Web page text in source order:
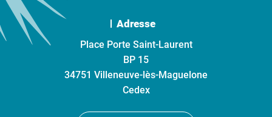
Adresse
Place Porte Saint-Laurent
BP 15
34751 Villeneuve-lès-Maguelone
Cedex